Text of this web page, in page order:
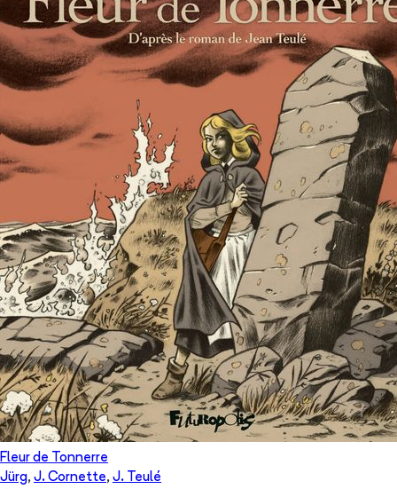
Fleur de Tonnerre
Jürg, J. Cornette, J. Teulé